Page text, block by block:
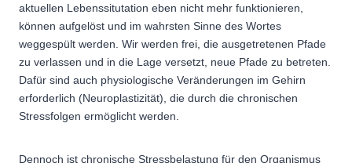
aktuellen Lebenssitutation eben nicht mehr funktionieren,
können aufgelöst und im wahrsten Sinne des Wortes
weggespült werden. Wir werden frei, die ausgetretenen Pfade
zu verlassen und in die Lage versetzt, neue Pfade zu betreten.
Dafür sind auch physiologische Veränderungen im Gehirn
erforderlich (Neuroplastizität), die durch die chronischen
Stressfolgen ermöglicht werden.
Dennoch ist chronische Stressbelastung für den Organismus